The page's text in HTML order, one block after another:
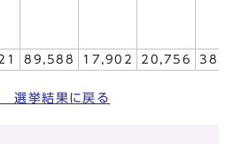
89,588 17,902 20,756
選挙結果に戻る